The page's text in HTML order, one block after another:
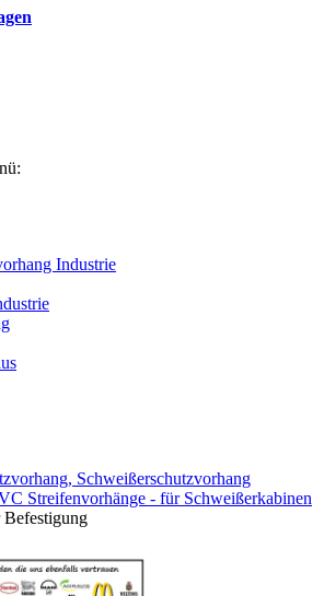
Industrie
Schweißerschutzvorhang
Streifenvorhänge - für Schweißerkabinen